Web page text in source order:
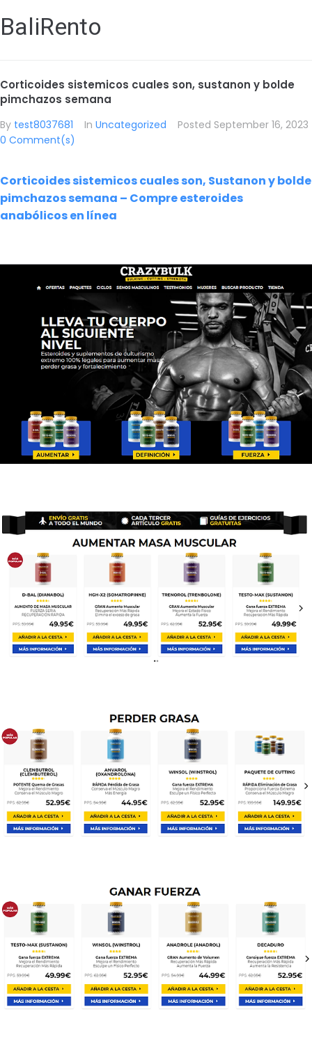
BaliRento
Corticoides sistemicos cuales son, sustanon y bolde
pimchazos semana
By test8037681 In Uncategorized Posted September 16, 2023
0 Comment(s)
Corticoides sistemicos cuales son, Sustanon y bolde
pimchazos semana – Compre esteroides
anabólicos en línea